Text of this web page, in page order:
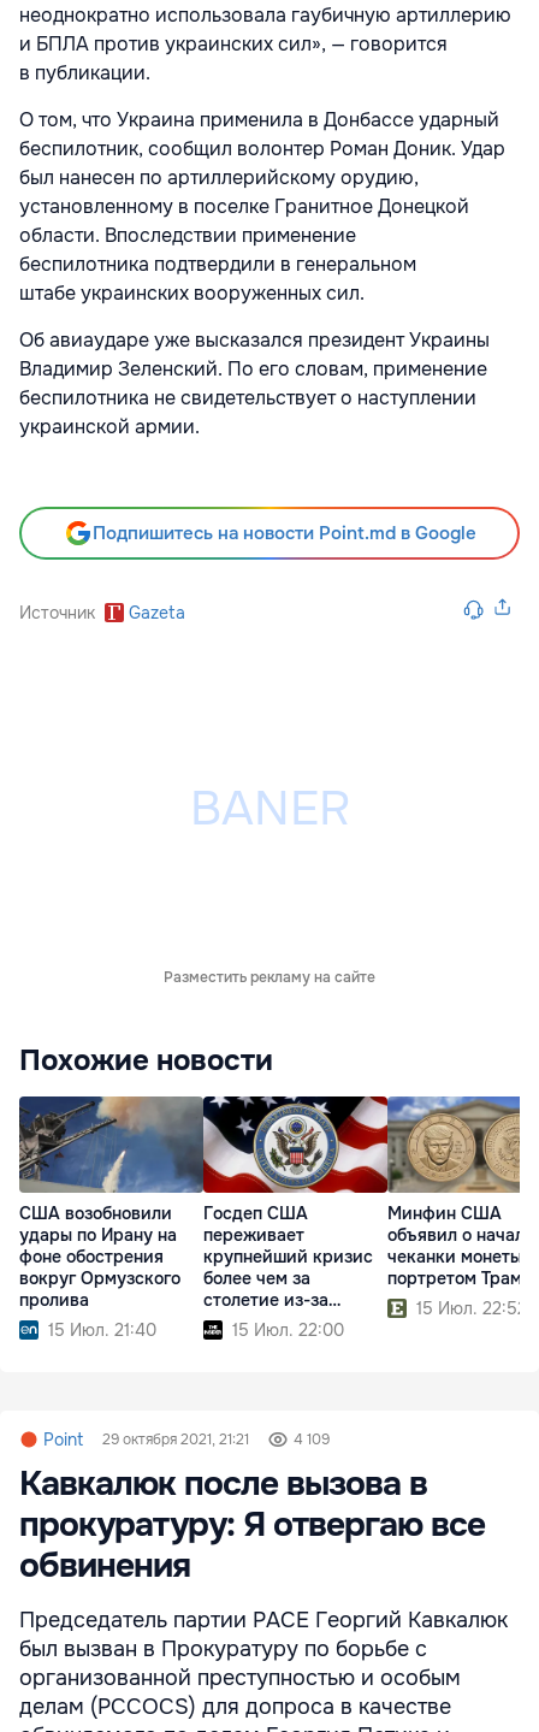
неоднократно использовала гаубичную артиллерию
и БПЛА против украинских сил», — говорится
в публикации.
О том, что Украина применила в Донбассе ударный
беспилотник, сообщил волонтер Роман Доник. Удар
был нанесен по артиллерийскому орудию,
установленному в поселке Гранитное Донецкой
области. Впоследствии применение
беспилотника подтвердили в генеральном
штабе украинских вооруженных сил.
Об авиаударе уже высказался президент Украины
Владимир Зеленский. По его словам, применение
беспилотника не свидетельствует о наступлении
украинской армии.
Подпишитесь на новости Point.md в Google
Источник Gazeta
Разместить рекламу на сайте
Похожие новости
США возобновили
удары по Ирану на
фоне обострения
вокруг Ормузского
пролива
15 Июл. 21:40
Госдеп США
переживает
крупнейший кризис
более чем за
столетие из-за
реформ Трампа
15 Июл. 22:00
Минфин США
объявил о начале
чеканки монеты с
портретом
15 Июл. 22:52
Point 29 октября 2021, 21:21 4 109
Кавкалюк после вызова в
прокуратуру: Я отвергаю все
обвинения
Председатель партии PАСЕ Георгий Кавкалюк
был вызван в Прокуратуру по борьбе с
организованной преступностью и особым
делам (PCCOCS) для допроса в качестве